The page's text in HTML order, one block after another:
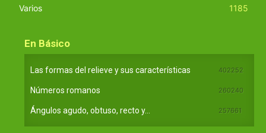
Varios
1185
En Básico
Las formas del relieve y sus características 402252
Números romanos 260240
Ángulos agudo, obtuso, recto y... 257661